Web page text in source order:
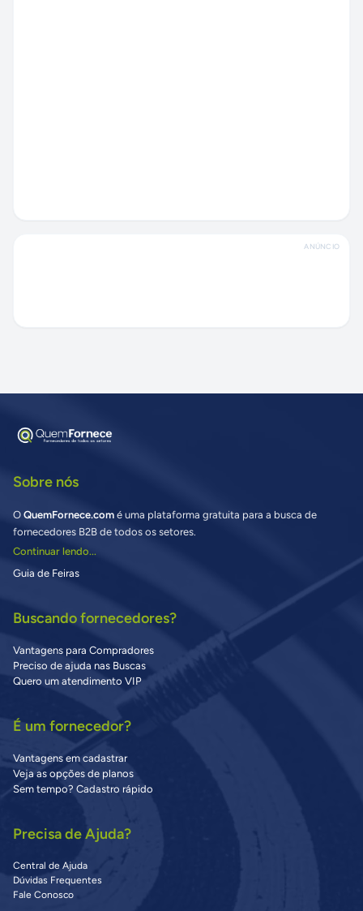
ANÚNCIO
Sobre nós
O QuemFornece.com é uma plataforma gratuita para a busca de
fornecedores B2B de todos os setores.
Continuar lendo...
Guia de Feiras
Buscando fornecedores?
Vantagens para Compradores
Preciso de ajuda nas Buscas
Quero um atendimento VIP
É um fornecedor?
Vantagens em cadastrar
Veja as opções de planos
Sem tempo? Cadastro rápido
Precisa de Ajuda?
Central de Ajuda
Dúvidas Frequentes
Fale Conosco